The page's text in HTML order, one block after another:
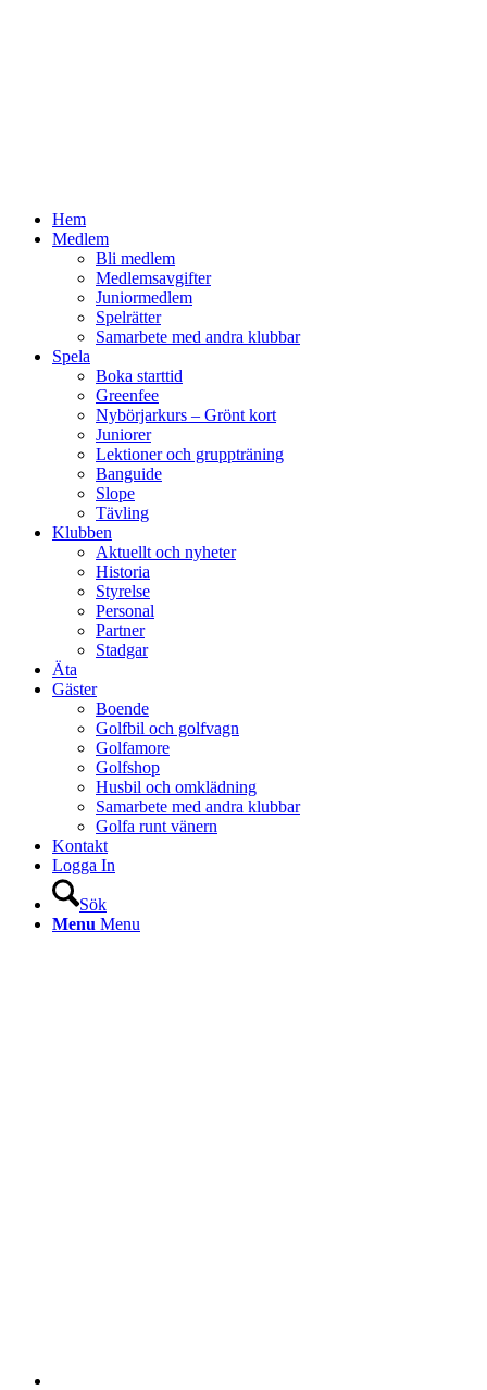
Hem
Medlem
Bli medlem
Medlemsavgifter
Juniormedlem
Spelrätter
Samarbete med andra klubbar
Spela
Boka starttid
Greenfee
Nybörjarkurs – Grönt kort
Juniorer
Lektioner och gruppträning
Banguide
Slope
Tävling
Klubben
Aktuellt och nyheter
Historia
Styrelse
Personal
Partner
Stadgar
Äta
Gäster
Boende
Golfbil och golfvagn
Golfamore
Golfshop
Husbil och omklädning
Samarbete med andra klubbar
Golfa runt vänern
Kontakt
Logga In
Sök
Menu Menu